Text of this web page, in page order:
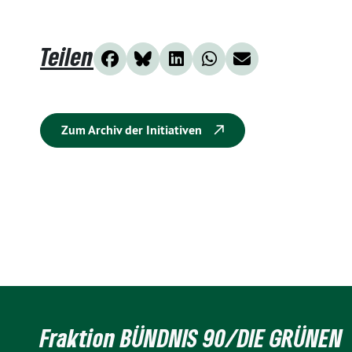
Teilen
Zum Archiv der Initiativen
Fraktion BÜNDNIS 90/DIE GRÜNEN